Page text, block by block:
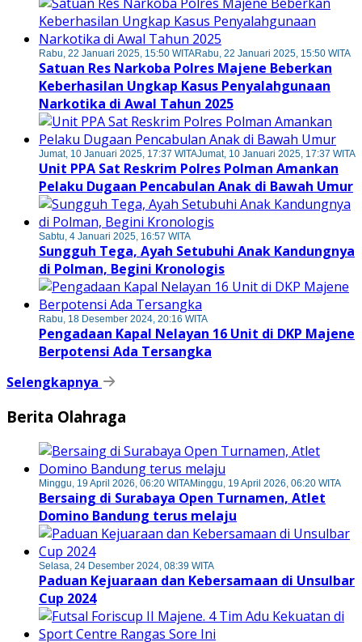
Rabu, 22 Januari 2025, 15:50 WITARabu, 22 Januari 2025, 15:50 WITA
Satuan Res Narkoba Polres Majene Beberkan
Keberhasilan Ungkap Kasus Penyalahgunaan
Narkotika di Awal Tahun 2025
Jumat, 10 Januari 2025, 17:37 WITAJumat, 10 Januari 2025, 17:37 WITA
Unit PPA Sat Reskrim Polres Polman Amankan
Pelaku Dugaan Pencabulan Anak di Bawah Umur
Sabtu, 4 Januari 2025, 16:57 WITA
Sungguh Tega, Ayah Setubuhi Anak Kandungnya
di Polman, Begini Kronologis
Rabu, 18 Desember 2024, 20:16 WITA
Pengadaan Kapal Nelayan 16 Unit di DKP Majene
Berpotensi Ada Tersangka
Selengkapnya
Berita Olahraga
Minggu, 19 April 2026, 06:20 WITAMinggu, 19 April 2026, 06:20 WITA
Bersaing di Surabaya Open Turnamen, Atlet
Domino Bandung terus melaju
Selasa, 24 Desember 2024, 08:39 WITA
Paduan Kejuaraan dan Kebersamaan di Unsulbar
Cup 2024